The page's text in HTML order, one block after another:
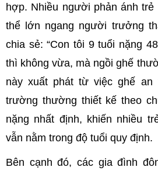
hợp. Nhiều người phản ánh
thể lớn ngang người trưởng
chia sẻ: “Con tôi 9 tuổi nặng
thì không vừa, mà ngồi ghế
này xuất phát từ việc ghế an
trường thường thiết kế theo
nặng nhất định, khiến nhiều
vẫn nằm trong độ tuổi quy định.
Bên cạnh đó, các gia đình